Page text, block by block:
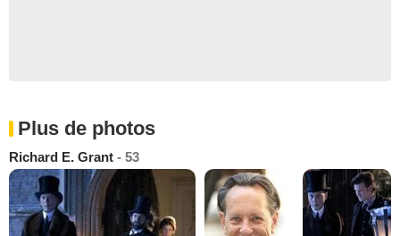
Plus de photos
Richard E. Grant - 53